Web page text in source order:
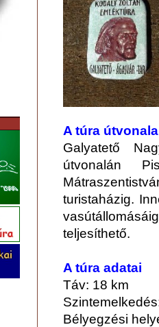
A túra útvonala
Galyatető
útvonalán
turistaházig.
teljesíthető.
A túra adatai
Táv: 18 km
Bélyegzési